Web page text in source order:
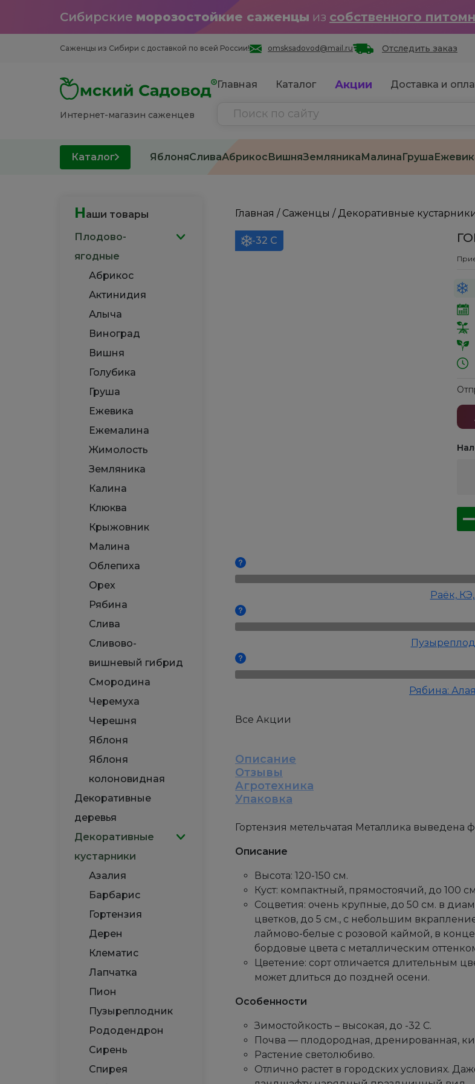
Сибирские морозостойкие саженцы из собственного
Саженцы из Cибири с доставкой по всей России! omsksadovod@mail.ru Отследить заказ
Интернет-магазин саженцев
Главная Каталог Акции Доставка и
Каталог ЯблоняСливаАбрикосВишняЗемляникаМалинаГруша
Наши товары
Плодово-
ягодные
Абрикос
Актинидия
Алыча
Виноград
Вишня
Голубика
Груша
Ежевика
Ежемалина
Жимолость
Земляника
Калина
Клюква
Крыжовник
Малина
Облепиха
Орех
Рябина
Слива
Сливово-
вишневый гибрид
Смородина
Черемуха
Черешня
Яблоня
Яблоня
колоновидная
Декоративные
деревья
Декоративные
кустарники
Азалия
Барбарис
Гортензия
Дерен
Клематис
Лапчатка
Пион
Пузыреплодник
Рододендрон
Сирень
Спирея
Главная / Саженцы / Декоративные
-32 С
Р9
Раёк,
Рябина:
Все Акции
Описание
Отзывы
Агротехника
Упаковка
Гортензия метельчатая Металлика
Описание
Высота: 120-150 см.
Куст: компактный, прямостоячий, до 100
Соцветия: очень крупные, до 50 см. в
цветков, до 5 см., с небольшим
лаймово-белые с розовой каймой, в
бордовые цвета с металлическим
Цветение: сорт отличается длительным
может длиться до поздней осени.
Особенности
Зимостойкость – высокая, до -32 С.
Почва — плодородная, дренированная,
Растение светолюбиво.
Отлично растет в городских условиях.